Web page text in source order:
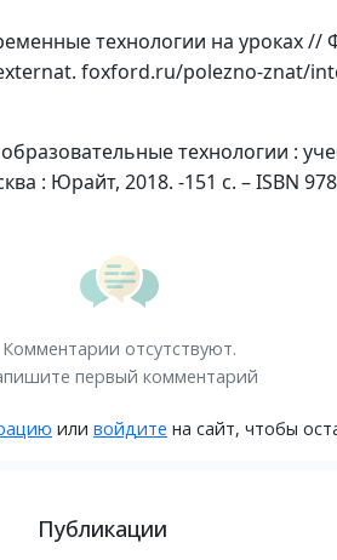
технологии на уроках //
foxford.ru/polezno-znat/
технологии :
: Юрайт, 2018. -151 с. – ISBN
Комментарии отсутствуют.
первый комментарий
или войдите на сайт, чтобы
Публикации